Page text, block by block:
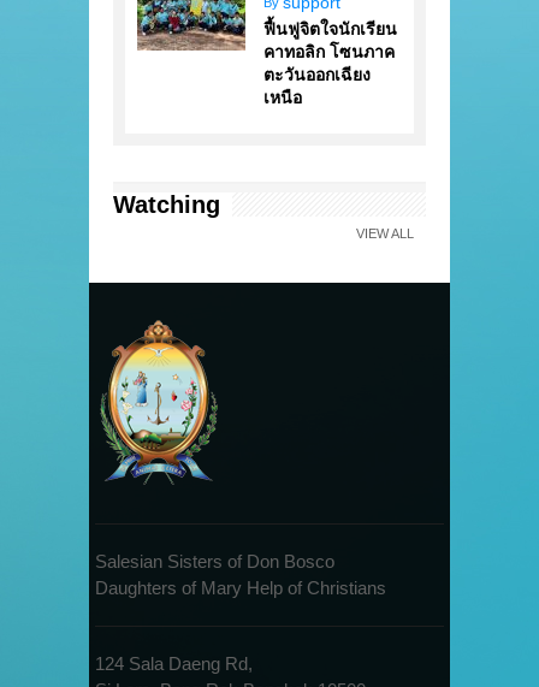
ฟื้นฟูจิตใจนักเรียน
คาทอลิก โซนภาค
ตะวันออกเฉียง
เหนือ
Watching
VIEW ALL
Salesian Sisters of Don Bosco
Daughters of Mary Help of Christians
124 Sala Daeng Rd,